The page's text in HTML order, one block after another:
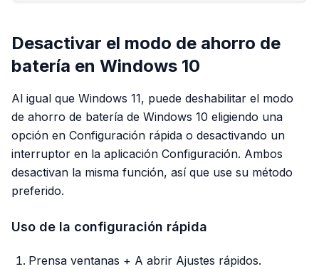
Desactivar el modo de ahorro de
batería en Windows 10
Al igual que Windows 11, puede deshabilitar el modo
de ahorro de batería de Windows 10 eligiendo una
opción en Configuración rápida o desactivando un
interruptor en la aplicación Configuración. Ambos
desactivan la misma función, así que use su método
preferido.
Uso de la configuración rápida
Prensa ventanas + A abrir Ajustes rápidos.